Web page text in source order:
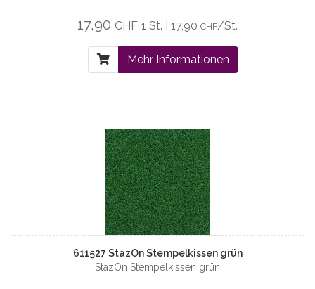
17,90 CHF 1 St. | 17,90 CHF/St.
Mehr Informationen
611527 StazOn Stempelkissen grün
StazOn Stempelkissen grün